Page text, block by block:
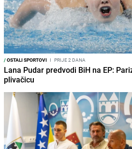
/OSTALI SPORTOVI I PRIJE 2 DANA
Lana Pudar predvodi BiH na EP:
plivačicu